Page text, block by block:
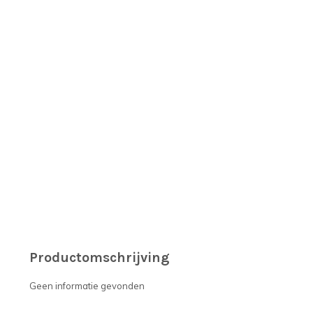
Productomschrijving
Geen informatie gevonden